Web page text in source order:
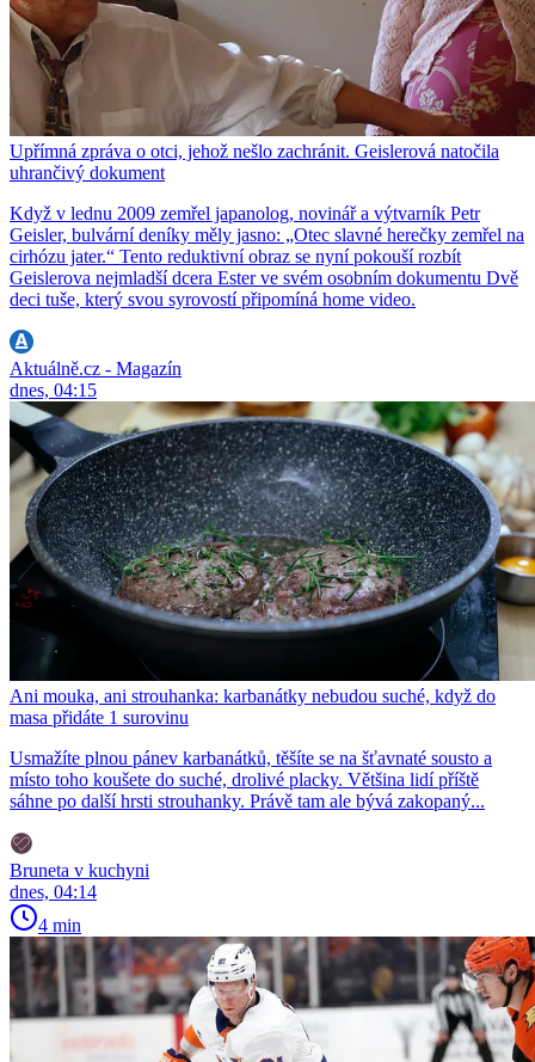
Upřímná zpráva o otci, jehož nešlo zachránit. Geislerová natočila
uhrančivý dokument
Když v lednu 2009 zemřel japanolog, novinář a výtvarník Petr
Geisler, bulvární deníky měly jasno: „Otec slavné herečky zemřel na
cirhózu jater.“ Tento reduktivní obraz se nyní pokouší rozbít
Geislerova nejmladší dcera Ester ve svém osobním dokumentu Dvě
deci tuše, který svou syrovostí připomíná home video.
Aktuálně.cz - Magazín
dnes, 04:15
Ani mouka, ani strouhanka: karbanátky nebudou suché, když do
masa přidáte 1 surovinu
Usmažíte plnou pánev karbanátků, těšíte se na šťavnaté sousto a
místo toho koušete do suché, drolivé placky. Většina lidí příště
sáhne po další hrsti strouhanky. Právě tam ale bývá zakopaný...
Bruneta v kuchyni
dnes, 04:14
4 min